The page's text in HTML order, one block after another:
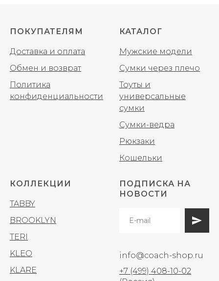
ПОКУПАТЕЛЯМ
Доставка и оплата
Обмен и возврат
Политика
конфиденциальности
КАТАЛОГ
Мужские модели
Сумки через плечо
Тоуты и
универсальные
сумки
Сумки-ведра
Рюкзаки
Кошельки
КОЛЛЕКЦИИ
TABBY
BROOKLYN
TERI
KLEO
KLARE
ПОДПИСКА НА
НОВОСТИ
info@coach-shop.ru
+7 (499) 408-10-02